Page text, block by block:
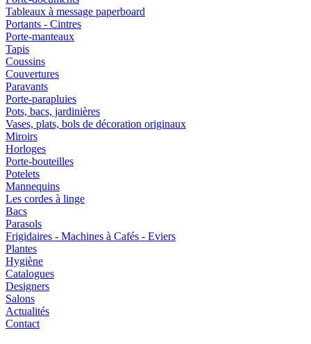
Tableaux à message paperboard
Portants - Cintres
Porte-manteaux
Tapis
Coussins
Couvertures
Paravants
Porte-parapluies
Pots, bacs, jardinières
Vases, plats, bols de décoration originaux
Miroirs
Horloges
Porte-bouteilles
Potelets
Mannequins
Les cordes à linge
Bacs
Parasols
Frigidaires - Machines à Cafés - Eviers
Plantes
Hygiène
Catalogues
Designers
Salons
Actualités
Contact